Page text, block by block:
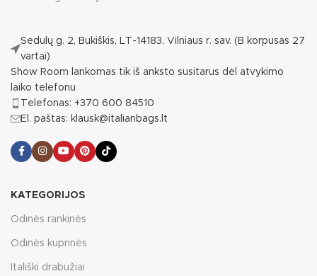
Sedulų g. 2, Bukiškis, LT-14183, Vilniaus r. sav. (B korpusas 27
vartai)
Show Room lankomas tik iš anksto susitarus dėl atvykimo
laiko telefonu
Telefonas: +370 600 84510
El. paštas: klausk@italianbags.lt
KATEGORIJOS
Odinės rankinės
Odinės kuprinės
Itališki drabužiai